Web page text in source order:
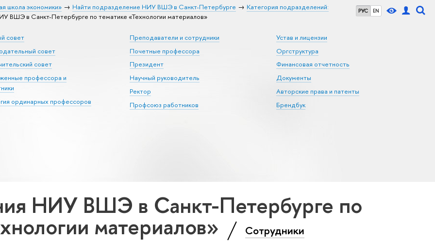
РУС EN
школа экономики» Найти подразделение НИУ ВШЭ в Санкт-Петербурге
Категория подразделений:
ВШЭ в Санкт-Петербурге по тематике «Технологии материалов»
совет
совет
совет
профессора и
ординарных профессоров
Преподаватели и сотрудники
Почетные профессора
Президент
Научный руководитель
Ректор
Профсоюз работников
Устав и лицензии
Оргструктура
Финансовая отчетность
Документы
Авторские права и патенты
Брендбук
НИУ ВШЭ в Санкт-Петербурге по
материалов» Сотрудники